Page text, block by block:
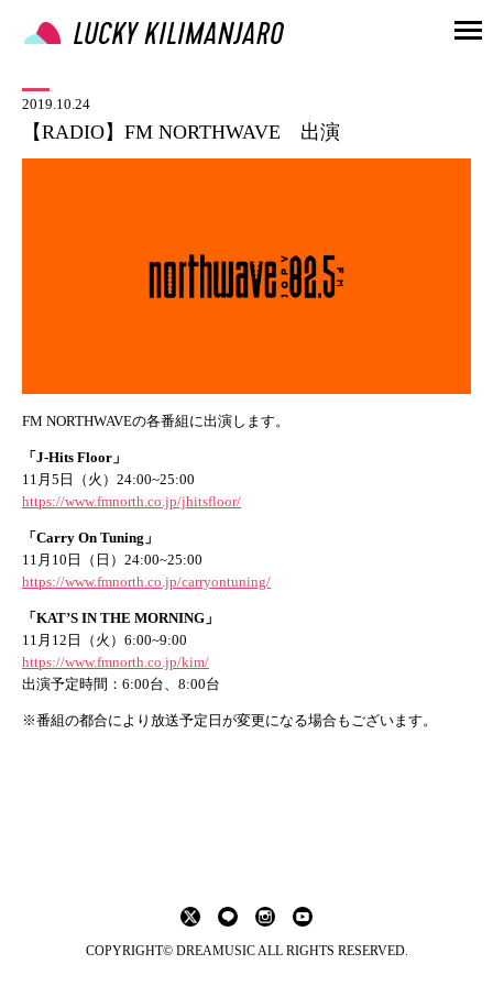
2019.10.24
【RADIO】FM NORTHWAVE 出演
FM NORTHWAVEの各番組に出演します。
「J-Hits Floor」
11月5日（火）24:00~25:00
https://www.fmnorth.co.jp/jhitsfloor/
「Carry On Tuning」
11月10日（日）24:00~25:00
https://www.fmnorth.co.jp/carryontuning/
「KAT’S IN THE MORNING」
11月12日（火）6:00~9:00
https://www.fmnorth.co.jp/kim/
出演予定時間：6:00台、8:00台
※番組の都合により放送予定日が変更になる場合もございます。
COPYRIGHT© DREAMUSIC ALL RIGHTS RESERVED.